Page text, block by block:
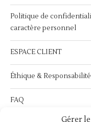
Gérer
Politique de
caractère personnel
ESPACE CLIENT
Éthique & Responsabilité
FAQ